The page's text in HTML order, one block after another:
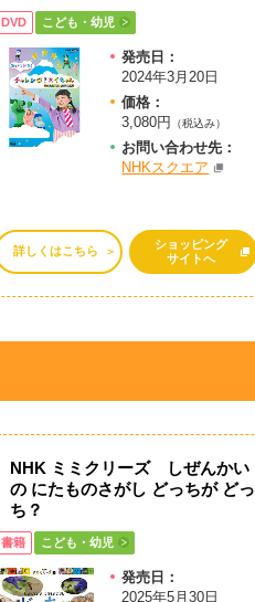
DVD こども・幼児
発売日：
2024年3月20日
価格：
3,080円
（税込み）
お問い合わせ先：
NHKスクエア
詳しくはこちら
ショッピング
サイトへ
NHK ミミクリーズ しぜんかい
の にたものさがし どっちが どっ
ち？
書籍 こども・幼児
発売日：
2025年5月30日